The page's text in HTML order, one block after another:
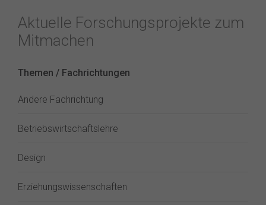
Aktuelle Forschungsprojekte zum
Mitmachen
Themen / Fachrichtungen
Andere Fachrichtung
Betriebswirtschaftslehre
Design
Erziehungswissenschaften